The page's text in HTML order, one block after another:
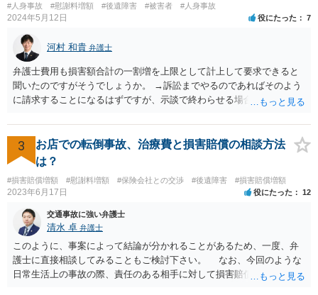
#人身事故 #慰謝料増額 #後遺障害 #被害者 #人身事故
2024年5月12日 役にたった 7
河村 和貴 弁護士
弁護士費用も損害額合計の一割増を上限として計上して要求できると
聞いたのですがそうでしょうか。 →訴訟までやるのであればそのよう
に請求することになるはずですが、示談で終わらせる場合には、そこ
ならほとんど充足できるか多くが返ってくるイメージなので頼むのも
いいかなと思うのですが。 →LAC基準でもそうかもしれませんし、交
通事故事案ではより定額の費用としている法律事務所も多いように思
います。費用面も含めて、弁護士さんを検討してみるとよいかもしれ
ませんね。 かなり具体的な話も多くなっているので、法律事務所に問
い合わせてみるとよいと思います。
3
お店での転倒事故、治療費と損害賠償の相談方法
は？
#損害賠償増額 #慰謝料増額 #保険会社との交渉 #後遺障害 #損害賠償増額
2023年6月17日 役にたった 12
交通事故に強い弁護士
清水 卓 弁護士
このように、事案によって結論が分かれることがあるため、一度、弁
護士に直接相談してみることもご検討下さい。 なお、今回のような
日常生活上の事故の際、責任のある相手に対して損害賠償請求する際